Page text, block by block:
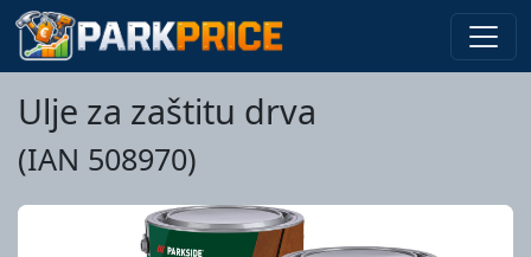
Ulje za zaštitu drva
(IAN 508970)